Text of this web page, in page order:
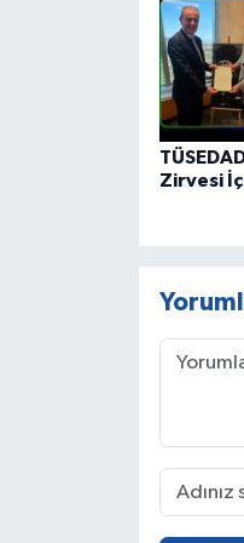
Zirvesi